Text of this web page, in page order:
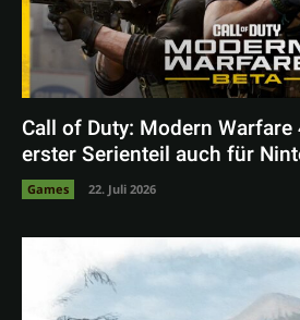
Call of Duty: Modern
erster Serienteil auch für
Games 22. Juli 2026